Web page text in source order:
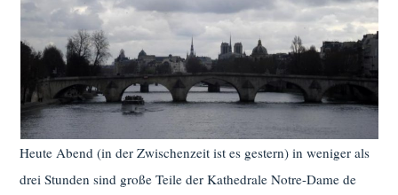
Heute Abend (in der Zwischenzeit ist es gestern) in weniger als
drei Stunden sind große Teile der Kathedrale Notre-Dame de